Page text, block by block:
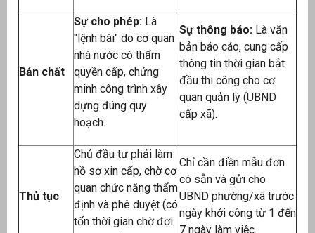
Bản chất
Sự cho phép: Là
"lệnh bài" do cơ quan
nhà nước có thẩm
quyền cấp, chứng
minh công trình xây
dựng đúng quy
hoạch.
Sự thông báo: Là văn
bản báo cáo, cung cấp
thông tin thời gian bắt
đầu thi công cho cơ
quan quản lý (UBND
cấp xã).
Thủ tục
Chủ đầu tư phải làm
hồ sơ xin cấp, chờ cơ
quan chức năng thẩm
định và phê duyệt (có
tốn thời gian chờ đợi
Chỉ cần điền mẫu đơn
có sẵn và gửi cho
UBND phường/xã trước
ngày khởi công từ 1 đến
7 ngày làm việc.